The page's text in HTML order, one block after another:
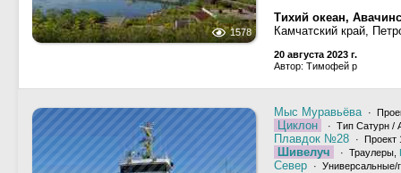
1578
Тихий океан,
Камчатский край,
20 августа 2023 г.
Автор: Тимофей р
Мыс Муравьёва ·
Циклон · Тип Сатурн /
Плавдок №28 · Проект
Шивелуч · Траулеры,
Север · Универсальные/